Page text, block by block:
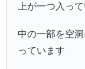
上が一つ入っ
中の一部を空
っています